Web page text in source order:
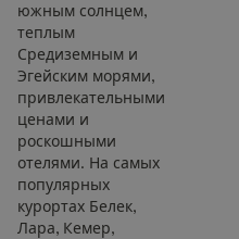
южным солнцем,
теплым
Средиземным и
Эгейским морями,
привлекательными
ценами и
роскошными
отелями. На самых
популярных
курортах Белек,
Лара, Кемер,